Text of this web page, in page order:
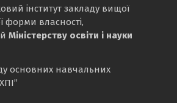
інститут закладу вищої
форми власності,
Міністерству освіти і науки
основних навчальних